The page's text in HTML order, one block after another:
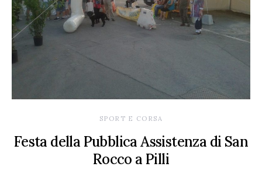
SPORT E CORSA
Festa della Pubblica Assistenza di San
Rocco a Pilli